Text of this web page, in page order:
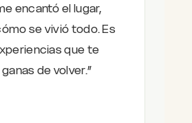
encantó el lugar,
se vivió todo. Es
que te
de volver.”